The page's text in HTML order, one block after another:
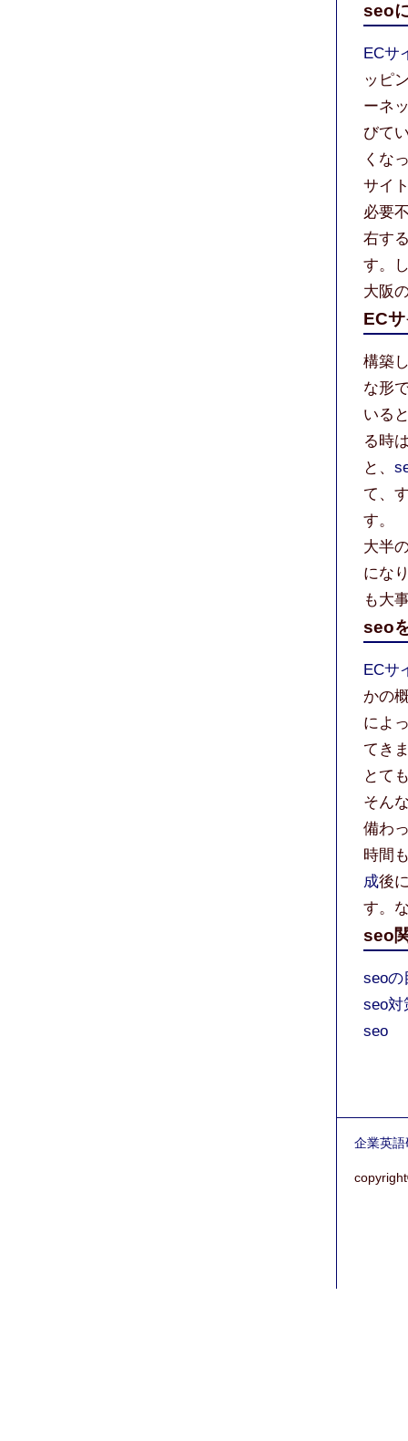
seo
ECサ
ッピ
ーネ
びて
くな
サイ
必要
右す
す。
大阪
EC
構築
な形
いる
る時
と、
て、
す。
大半
にな
も大
seo
ECサ
かの
によ
てき
とて
そん
備わ
時間
成後
す。
seo
seoの
seo対
seo
企業英語